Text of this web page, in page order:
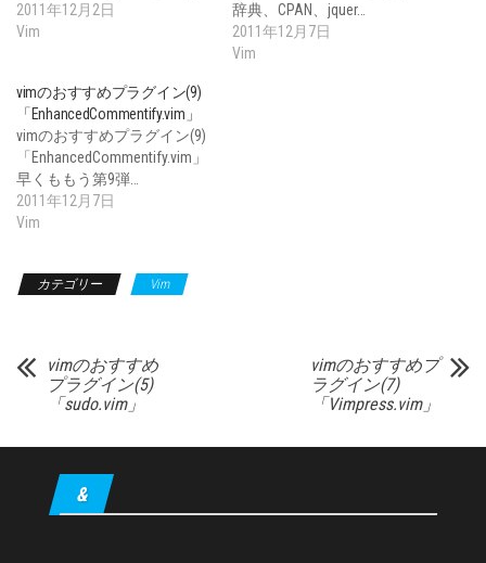
2011年12月2日
Vim
辞典、CPAN、jquer…
2011年12月7日
Vim
vimのおすすめプラグイン(9)
「EnhancedCommentify.vim」
vimのおすすめプラグイン(9)
「EnhancedCommentify.vim」
早くももう第9弾…
2011年12月7日
Vim
カテゴリー Vim
vimのおすすめ
プラグイン(5)
「sudo.vim」
vimのおすすめプ
ラグイン(7)
「Vimpress.vim」
&